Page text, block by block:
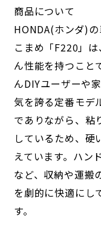
商品について
HONDA(ホンダ)
こまめ「F220」
ん性能を持つこと
んDIYユーザーや
気を誇る定番モデ
でありながら、粘
しているため、硬
えています。ハン
など、収納や運搬
を劇的に快適にし
す。